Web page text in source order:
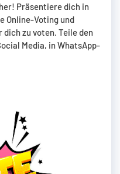
Präsentiere dich in
Online-Voting und
dich zu voten. Teile den
Media, in WhatsApp-